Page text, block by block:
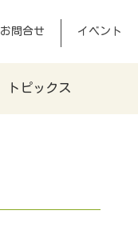
お問合せ イベント
トピックス